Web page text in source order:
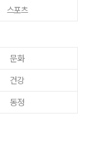
스포츠
문화
건강
동정